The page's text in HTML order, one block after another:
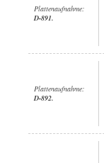
Plattenaufnahme:
D-891.
Plattenaufnahme:
D-892.